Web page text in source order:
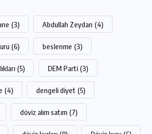
(3) Abdullah Zeydan (4)
(6) beslenme (3)
(5) DEM Parti (3)
(4) dengeli diyet (5)
döviz alım satım (7)